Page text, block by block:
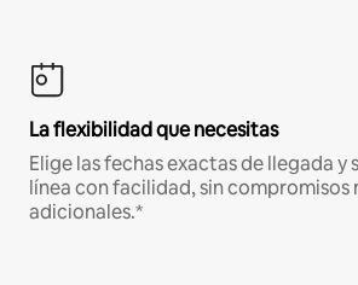
La flexibilidad que necesitas
Elige las fechas exactas de llegada y
línea con facilidad, sin compromisos
adicionales.*